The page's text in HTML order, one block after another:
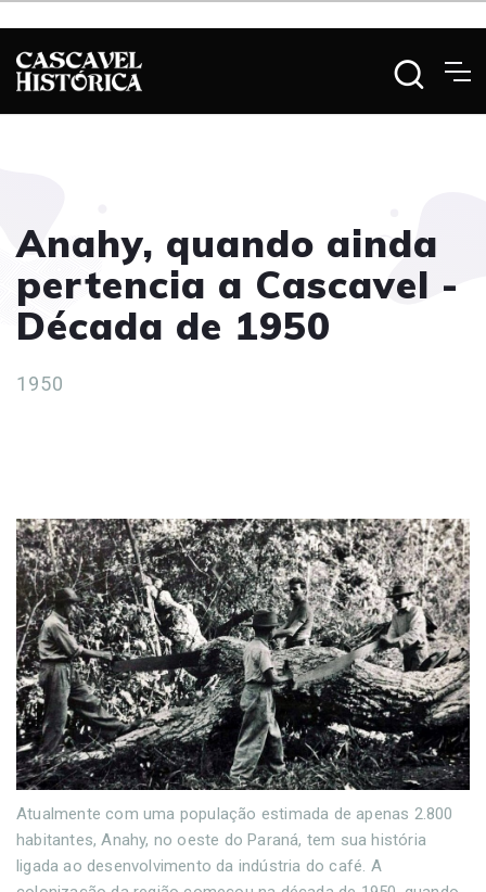
Anahy, quando ainda
pertencia a Cascavel -
Década de 1950
1950
Atualmente com uma população estimada de apenas 2.800
habitantes, Anahy, no oeste do Paraná, tem sua história
ligada ao desenvolvimento da indústria do café. A